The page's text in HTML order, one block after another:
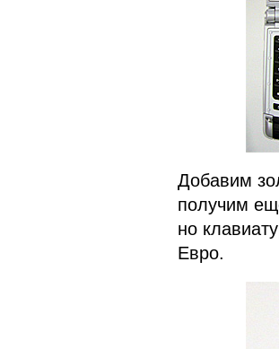
Добавим
получим
но
Евро.